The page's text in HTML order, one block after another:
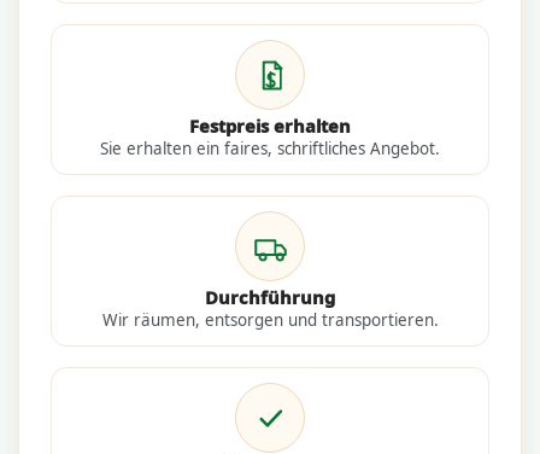
Festpreis erhalten
Sie erhalten ein faires, schriftliches Angebot.
Durchführung
Wir räumen, entsorgen und transportieren.